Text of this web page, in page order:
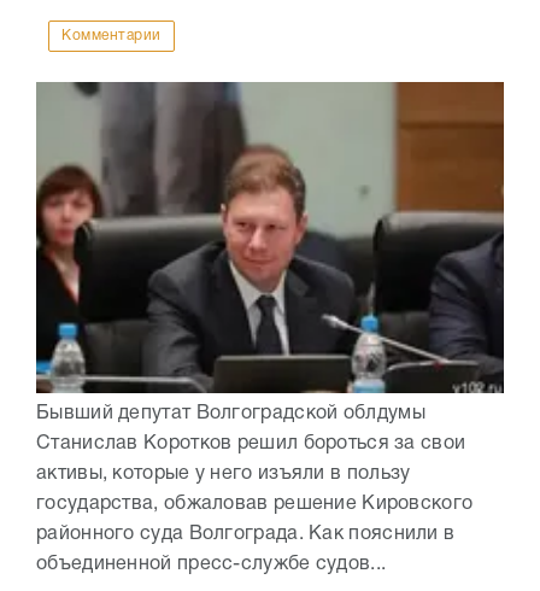
Комментарии
Бывший депутат Волгоградской облдумы
Станислав Коротков решил бороться за свои
активы, которые у него изъяли в пользу
государства, обжаловав решение Кировского
районного суда Волгограда. Как пояснили в
объединенной пресс-службе судов...